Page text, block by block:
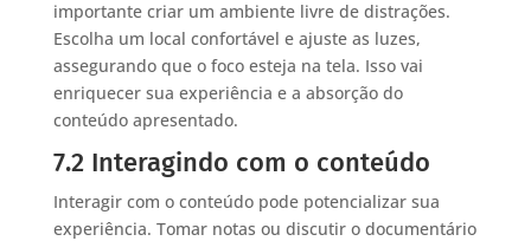
importante criar um ambiente livre de distrações.
Escolha um local confortável e ajuste as luzes,
assegurando que o foco esteja na tela. Isso vai
enriquecer sua experiência e a absorção do
conteúdo apresentado.
7.2 Interagindo com o conteúdo
Interagir com o conteúdo pode potencializar sua
experiência. Tomar notas ou discutir o documentário